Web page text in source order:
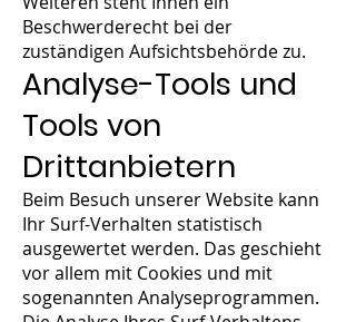
Beschwerderecht bei der
zuständigen Aufsichtsbehörde zu.
Analyse-Tools und
Tools von
Drittanbietern
Beim Besuch unserer Website kann
Ihr Surf-Verhalten statistisch
ausgewertet werden. Das geschieht
vor allem mit Cookies und mit
sogenannten Analyseprogrammen.